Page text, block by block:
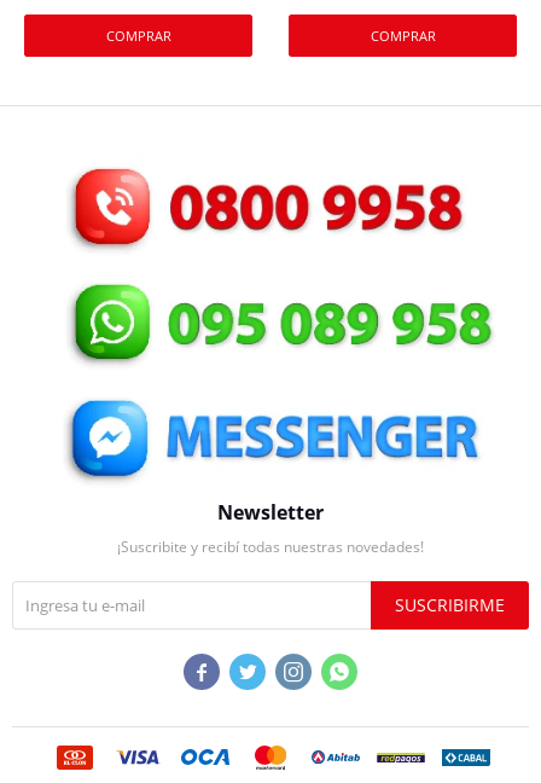
Newsletter
¡Suscribite y recibí todas nuestras novedades!
SUSCRIBIRME
   